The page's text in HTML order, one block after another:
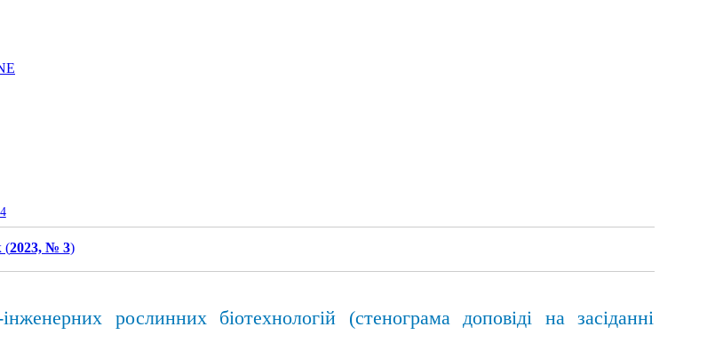
(2023, № 3)
рослинних біотехнологій (стенограма доповіді на засіданні